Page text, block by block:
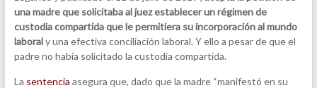
una madre que solicitaba al juez establecer un régimen de
custodia compartida que le permitiera su incorporación al mundo
laboraly una efectiva conciliación laboral. Y ello a pesar de que el
padre no había solicitado la custodia compartida.
La sentencia asegura que, dado que la madre “manifestó en su